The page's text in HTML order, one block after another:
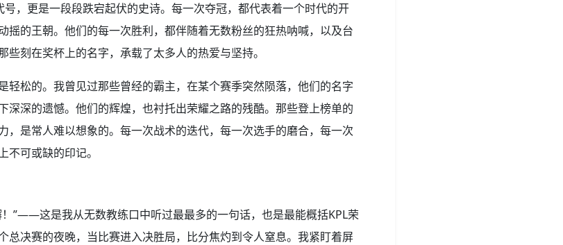
，更是一段段跌宕起伏的史诗。每一次夺冠，都代表着一个时代的开
摇的王朝。他们的每一次胜利，都伴随着无数粉丝的狂热呐喊，以及台
刻在奖杯上的名字，承载了太多人的热爱与坚持。
轻松的。我曾见过那些曾经的霸主，在某个赛季突然陨落，他们的名字
深深的遗憾。他们的辉煌，也衬托出荣耀之路的残酷。那些登上榜单的
，是常人难以想象的。每一次战术的迭代，每一次选手的磨合，每一次
不可或缺的印记。
”——这是我从无数教练口中听过最最多的一句话，也是最能概括KPL荣
总决赛的夜晚，当比赛进入决胜局，比分焦灼到令人窒息。我紧盯着屏